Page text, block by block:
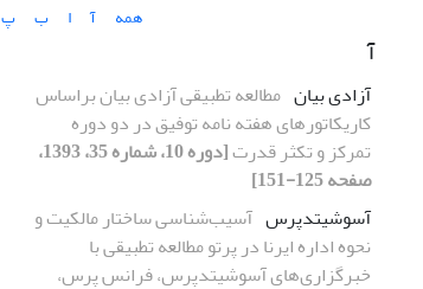
همه آ ا ب پ
آ
آزادی بیان مطالعه تطبیقی آزادی بیان براساس
کاریکاتورهای هفته نامه توفیق در دو دوره
تمرکز و تکثر قدرت
[دوره 10، شماره 35، 1393،
صفحه 125-151]
آسوشیتدپرس آسیب‌شناسی ساختار مالکیت و
نحوه اداره ایرنا در پرتو مطالعه تطبیقی با
خبرگزاری‌های آسوشیتدپرس، فرانس پرس،